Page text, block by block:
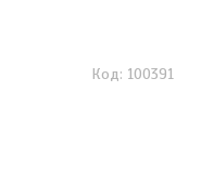
100391